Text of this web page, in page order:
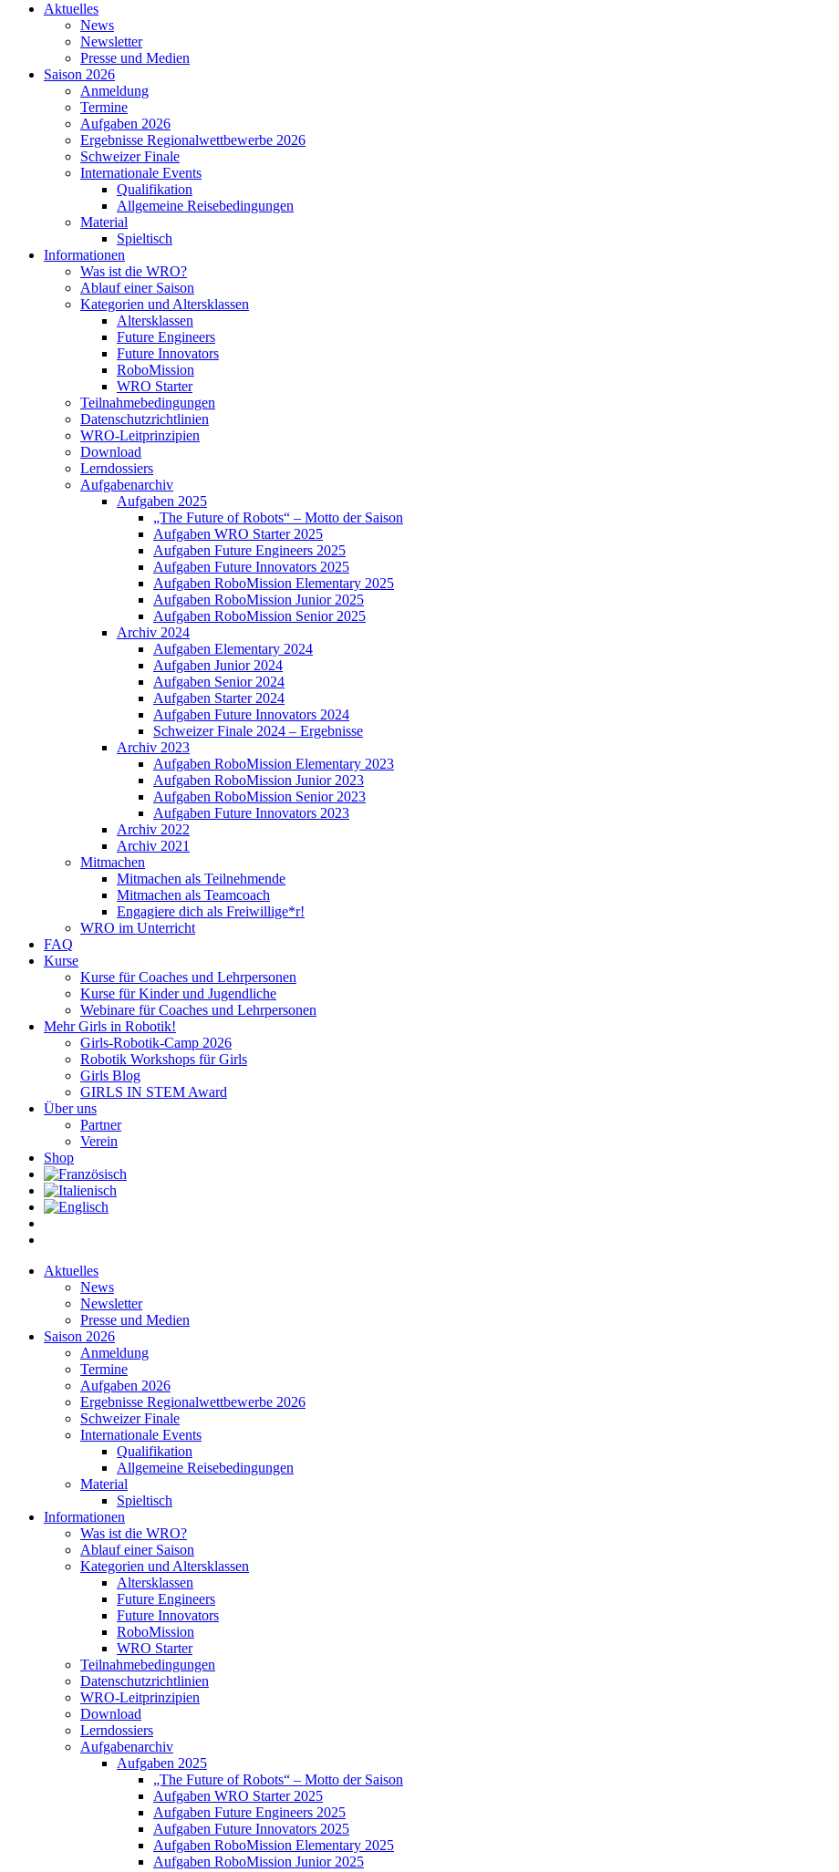
Aktuelles
News
Newsletter
Presse und Medien
Saison 2026
Anmeldung
Termine
Aufgaben 2026
Ergebnisse Regionalwettbewerbe 2026
Schweizer Finale
Internationale Events
Qualifikation
Allgemeine Reisebedingungen
Material
Spieltisch
Informationen
Was ist die WRO?
Ablauf einer Saison
Kategorien und Altersklassen
Altersklassen
Future Engineers
Future Innovators
RoboMission
WRO Starter
Teilnahmebedingungen
Datenschutzrichtlinien
WRO-Leitprinzipien
Download
Lerndossiers
Aufgabenarchiv
Aufgaben 2025
„The Future of Robots“ – Motto der Saison
Aufgaben WRO Starter 2025
Aufgaben Future Engineers 2025
Aufgaben Future Innovators 2025
Aufgaben RoboMission Elementary 2025
Aufgaben RoboMission Junior 2025
Aufgaben RoboMission Senior 2025
Archiv 2024
Aufgaben Elementary 2024
Aufgaben Junior 2024
Aufgaben Senior 2024
Aufgaben Starter 2024
Aufgaben Future Innovators 2024
Schweizer Finale 2024 – Ergebnisse
Archiv 2023
Aufgaben RoboMission Elementary 2023
Aufgaben RoboMission Junior 2023
Aufgaben RoboMission Senior 2023
Aufgaben Future Innovators 2023
Archiv 2022
Archiv 2021
Mitmachen
Mitmachen als Teilnehmende
Mitmachen als Teamcoach
Engagiere dich als Freiwillige*r!
WRO im Unterricht
FAQ
Kurse
Kurse für Coaches und Lehrpersonen
Kurse für Kinder und Jugendliche
Webinare für Coaches und Lehrpersonen
Mehr Girls in Robotik!
Girls-Robotik-Camp 2026
Robotik Workshops für Girls
Girls Blog
GIRLS IN STEM Award
Über uns
Partner
Verein
Shop
Aktuelles
News
Newsletter
Presse und Medien
Saison 2026
Anmeldung
Termine
Aufgaben 2026
Ergebnisse Regionalwettbewerbe 2026
Schweizer Finale
Internationale Events
Qualifikation
Allgemeine Reisebedingungen
Material
Spieltisch
Informationen
Was ist die WRO?
Ablauf einer Saison
Kategorien und Altersklassen
Altersklassen
Future Engineers
Future Innovators
RoboMission
WRO Starter
Teilnahmebedingungen
Datenschutzrichtlinien
WRO-Leitprinzipien
Download
Lerndossiers
Aufgabenarchiv
Aufgaben 2025
„The Future of Robots“ – Motto der Saison
Aufgaben WRO Starter 2025
Aufgaben Future Engineers 2025
Aufgaben Future Innovators 2025
Aufgaben RoboMission Elementary 2025
Aufgaben RoboMission Junior 2025